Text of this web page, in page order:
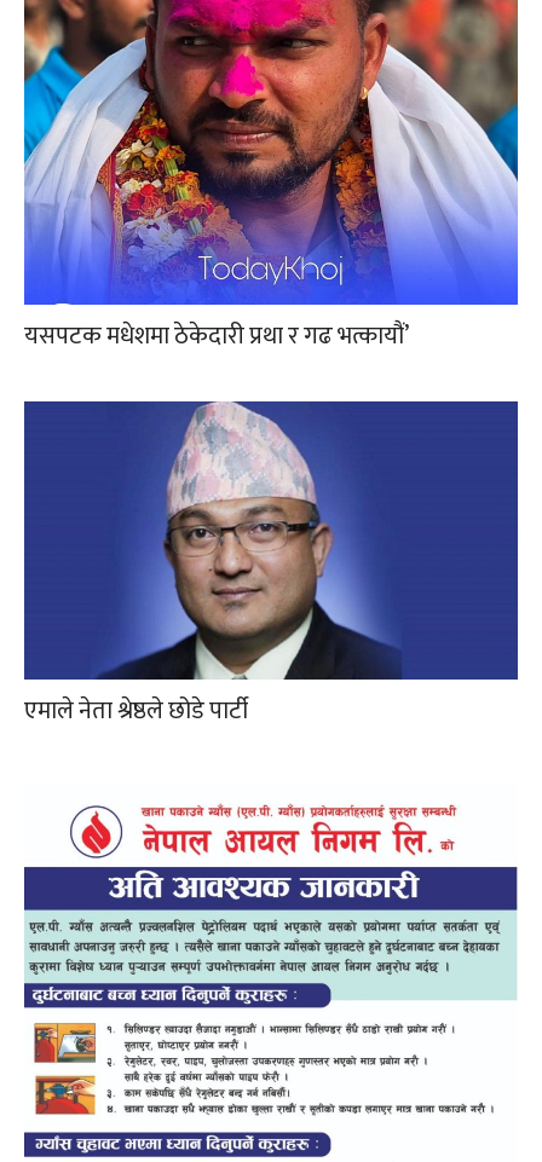
यसपटक मधेशमा ठेकेदारी प्रथा र गढ भत्कायौं’
एमाले नेता श्रेष्ठले छोडे पार्टी